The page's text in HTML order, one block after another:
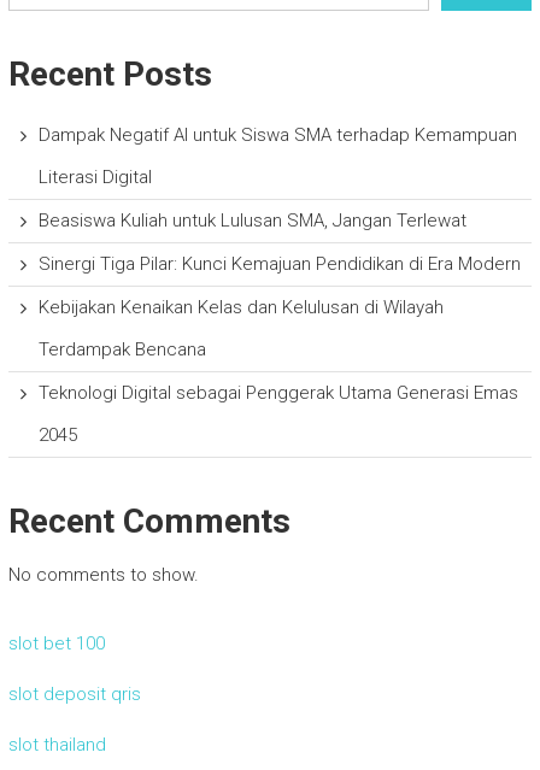
Recent Posts
Dampak Negatif AI untuk Siswa SMA terhadap Kemampuan
Literasi Digital
Beasiswa Kuliah untuk Lulusan SMA, Jangan Terlewat
Sinergi Tiga Pilar: Kunci Kemajuan Pendidikan di Era Modern
Kebijakan Kenaikan Kelas dan Kelulusan di Wilayah
Terdampak Bencana
Teknologi Digital sebagai Penggerak Utama Generasi Emas
2045
Recent Comments
No comments to show.
slot bet 100
slot deposit qris
slot thailand